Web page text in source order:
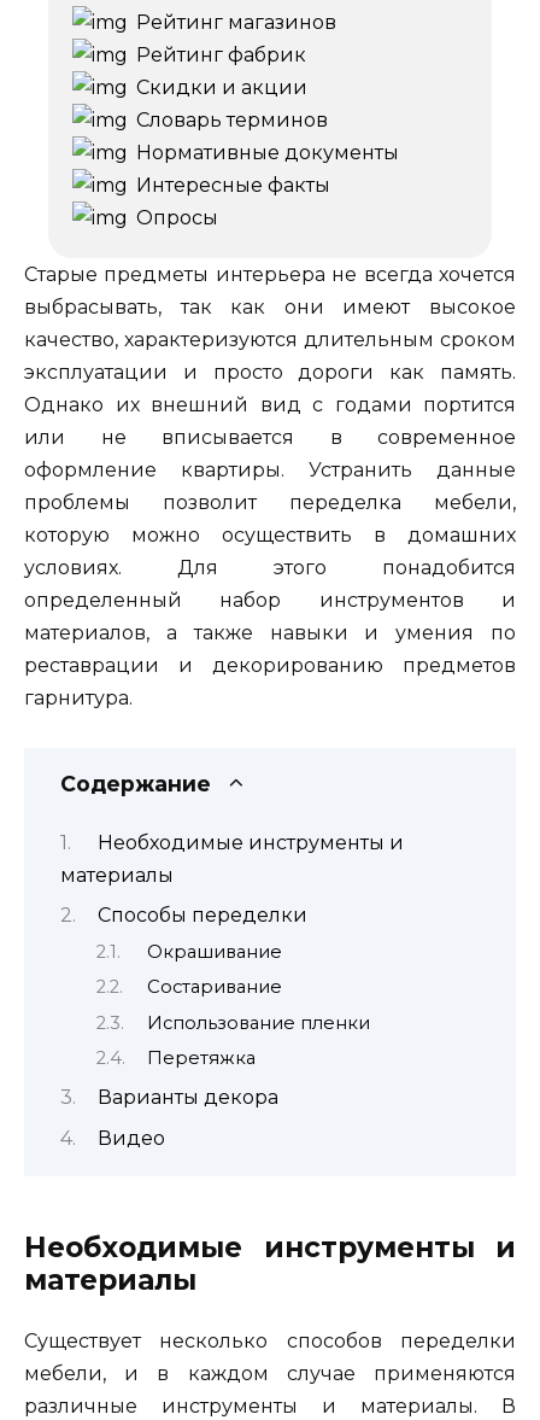
Рейтинг магазинов
Рейтинг фабрик
Скидки и акции
Словарь терминов
Нормативные документы
Интересные факты
Опросы
Старые предметы интерьера не всегда хочется
выбрасывать, так как они имеют высокое
качество, характеризуются длительным сроком
эксплуатации и просто дороги как память.
Однако их внешний вид с годами портится
или не вписывается в современное
оформление квартиры. Устранить данные
проблемы позволит переделка мебели,
которую можно осуществить в домашних
условиях. Для этого понадобится
определенный набор инструментов и
материалов, а также навыки и умения по
реставрации и декорированию предметов
гарнитура.
Содержание
Необходимые инструменты и
материалы
Способы переделки
Окрашивание
Состаривание
Использование пленки
Перетяжка
Варианты декора
Видео
Необходимые инструменты и
материалы
Существует несколько способов переделки
мебели, и в каждом случае применяются
различные инструменты и материалы. В